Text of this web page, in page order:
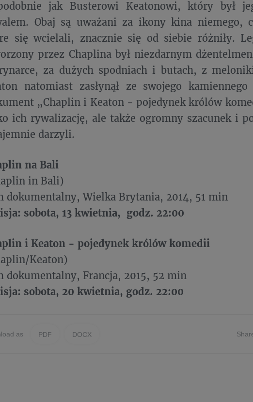
jak Busterowi Keatonowi, który był
Obaj są uważani za ikony kina niemego,
się wcielali, znacznie się od siebie różniły.
przez Chaplina był niezdarnym
za dużych spodniach i butach, z
natomiast zasłynął ze swojego
„Chaplin i Keaton - pojedynek królów
ich rywalizację, ale także ogromny szacunek i
darzyli.
na Bali
in Bali)
dokumentalny, Wielka Brytania, 2014, 51 min
sobota, 13 kwietnia, godz. 22:00
i Keaton - pojedynek królów komedii
Keaton)
dokumentalny, Francja, 2015, 52 min
sobota, 20 kwietnia, godz. 22:00
as PDF DOCX